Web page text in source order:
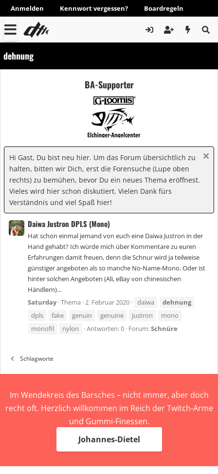
Anmelden Kennwort vergessen? Boardregeln
dehnung
BA-Supporter
Hi Gast, Du bist neu hier. Um das Forum übersichtlich zu
halten, bitten wir Dich, erst die Forensuche (Lupe oben
rechts) zu bemühen, bevor Du ein neues Thema eröffnest.
Vieles wird hier schon diskutiert. Vielen Dank fürs
Verständnis und viel Spaß hier!
Daiwa Justron DPLS (Mono)
Hat schon einmal jemand von euch eine Daiwa Justron in der
Hand gehabt? Ich würde mich über Kommentare zu euren
Erfahrungen damit freuen, denn die Schnur wird ja teilweise
günstiger angeboten als so manche No-Name-Mono. Oder ist
hinter solchen Angeboten (Ali, eBay von chinesischen
Händlern)...
Saturday Thema 2. Februar 2020 daiwa
dehnung
dpls
fake genuin genuine justron
mono
monofil
nylon Antworten: 0 Forum:Schnüre
Schlagworte
Im Wendekreis des Barsches – nicht immer, aber doch
recht oft. Herzlich willkommen im Reich der Twitch-Arme
und Gummi-Finessen.
Johannes-Dietel